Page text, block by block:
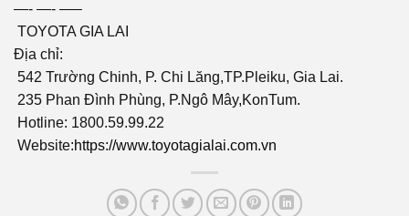
—- —- —–
TOYOTA GIA LAI
Địa chỉ:
542 Trường Chinh, P. Chi Lăng,TP.Pleiku, Gia Lai.
235 Phan Đình Phùng, P.Ngô Mây,KonTum.
Hotline: 1800.59.99.22
Website:https://www.toyotagialai.com.vn